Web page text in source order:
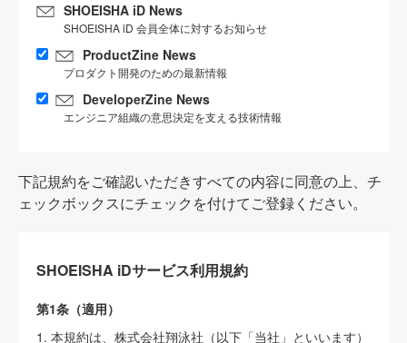
SHOEISHA iD News
SHOEISHA iD 会員全体に対するお知らせ
ProductZine News
プロダクト開発のための最新情報
DeveloperZine News
エンジニア組織の意思決定を支える技術情報
下記規約をご確認いただきすべての内容に同意の上、チ
ェックボックスにチェックを付けてご登録ください。
SHOEISHA iDサービス利用規約
第1条（適用）
1. 本規約は、株式会社翔泳社（以下「当社」といいます）